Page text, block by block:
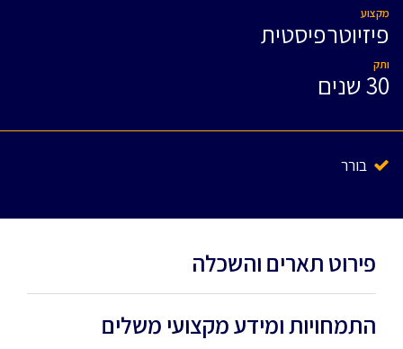
מקצוע
פיזיוטרפיסטית
ותק
30 שנים
בורר
פירוט תארים והשכלה
התמחויות ומידע מקצועי משלים